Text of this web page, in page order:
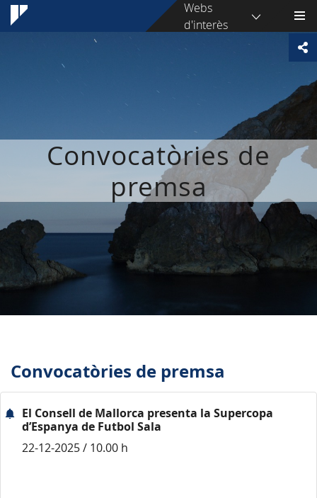
Webs
d'interès
Convocatòries de
premsa
Convocatòries de premsa
El Consell de Mallorca presenta la Supercopa
d’Espanya de Futbol Sala
22-12-2025 / 10.00 h